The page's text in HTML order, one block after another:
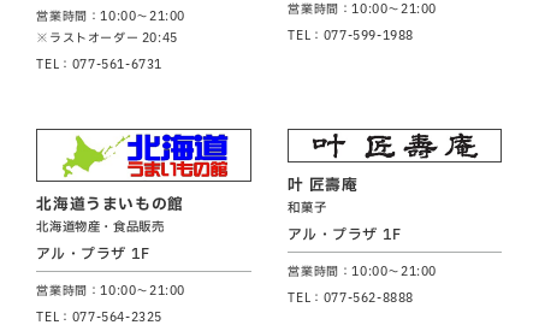
営業時間：10:00～21:00
※ラストオーダー 20:45
TEL：077-561-6731
営業時間：10:00～21:00
TEL：077-599-1988
北海道うまいもの館
北海道物産・食品販売
アル・プラザ 1F
営業時間：10:00～21:00
TEL：077-564-2325
叶 匠壽庵
和菓子
アル・プラザ 1F
営業時間：10:00～21:00
TEL：077-562-8888